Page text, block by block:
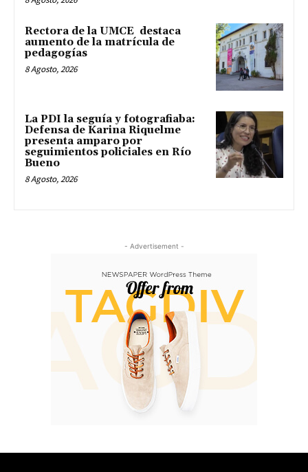
Rectora de la UMCE destaca
aumento de la matrícula de
pedagogías
8 Agosto, 2026
La PDI la seguía y fotografiaba:
Defensa de Karina Riquelme
presenta amparo por
seguimientos policiales en Río
Bueno
8 Agosto, 2026
- Advertisement -